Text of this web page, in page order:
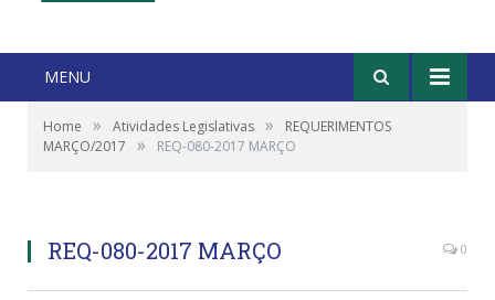
MENU
Home » Atividades Legislativas »
REQUERIMENTOS
MARÇO/2017
» REQ-080-2017 MARÇO
REQ-080-2017 MARÇO 0